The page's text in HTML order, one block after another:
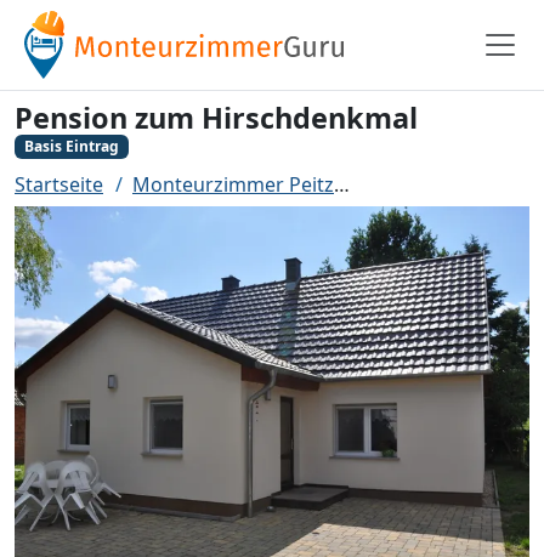
Pension zum Hirschdenkmal
Basis Eintrag
Startseite Monteurzimmer Peitz